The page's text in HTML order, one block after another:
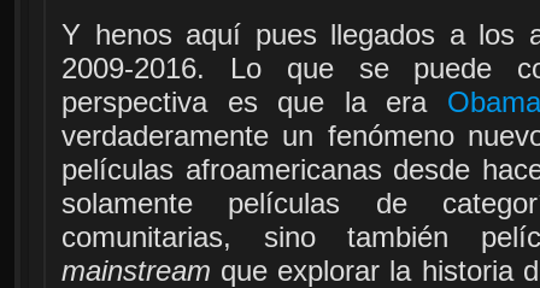
Y henos aquí pues llegados a los
2009-2016. Lo que se puede
perspectiva es que la era
verdaderamente un fenómeno
películas afroamericanas desde
solamente películas de
comunitarias, sino también
mainstream que explorar la historia